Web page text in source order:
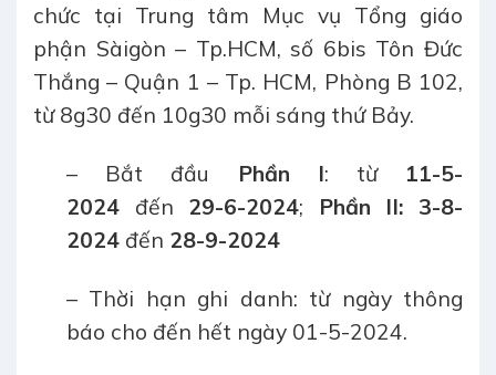
chức tại Trung tâm Mục vụ Tổng giáo
phận Sàigòn – Tp.HCM, số 6bis Tôn Đức
Thắng – Quận 1 – Tp. HCM, Phòng B 102,
từ 8g30 đến 10g30 mỗi sáng thứ Bảy.
– Bắt đầu Phần I: từ 11-5-
2024 đến 29-6-2024; Phần II: 3-8-
2024 đến 28-9-2024
– Thời hạn ghi danh: từ ngày thông
báo cho đến hết ngày 01-5-2024.